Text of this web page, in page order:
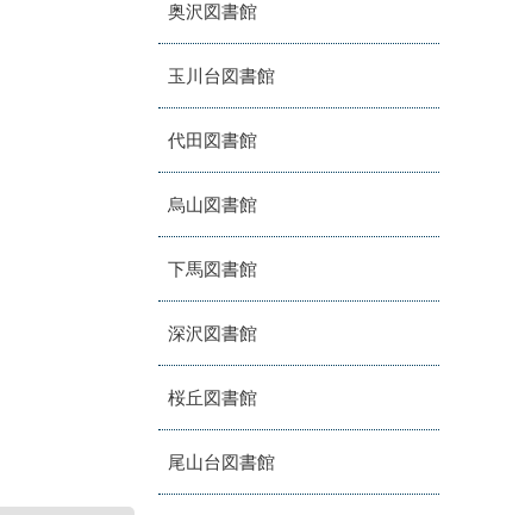
奥沢図書館
玉川台図書館
代田図書館
烏山図書館
下馬図書館
深沢図書館
桜丘図書館
尾山台図書館